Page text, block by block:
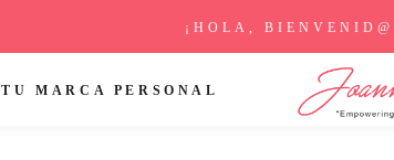
¡HOLA,
TU MARCA PERSONAL